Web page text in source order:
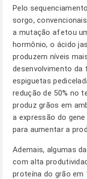
Pelo
sorgo,
a mutação afetou
hormônio, o ácido
produzem níveis
desenvolvimento da
espiguetas
redução de 50% no
produz grãos em
a expressão do
para aumentar a
Ademais, algumas
com alta
proteína do grão em